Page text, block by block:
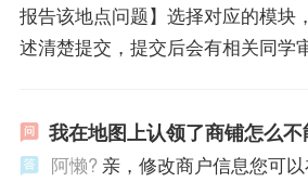
报告该地点问题】选择对应的模块
述清楚提交，提交后会有相关同学
我在地图上认领了商铺怎么
阿懒? 亲，修改商户信息您可